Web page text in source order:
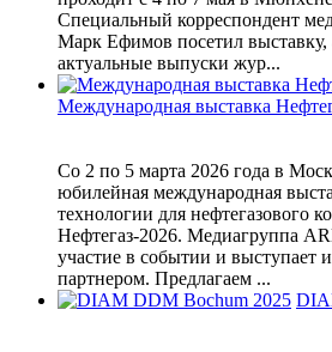
Специальный корреспондент
Марк Ефимов посетил выставку,
актуальные выпуски жур...
Международная выставка
Со 2 по 5 марта 2026 года в
юбилейная международная
технологии для нефтегазового
Нефтегаз-2026. Медиагруппа
участие в событии и
партнером. Предлагаем ...